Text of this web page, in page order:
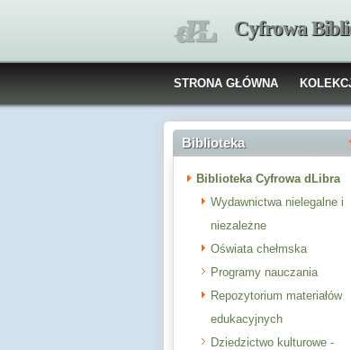
Cyfrowa
STRONA GŁÓWNA
Biblioteka
Biblioteka Cyfrowa dLibra
Wydawnictwa nielegalne i
niezależne
Oświata chełmska
Programy nauczania
Repozytorium materiałów
edukacyjnych
Dziedzictwo kulturowe -